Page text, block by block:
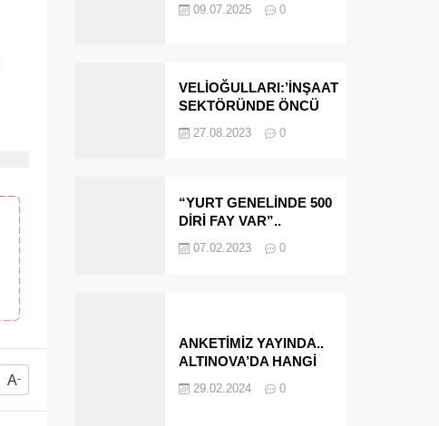
A-
MİRASÇILARI
09.07.2025 0
VELİOĞULLARI:’İNŞAAT
SEKTÖRÜNDE ÖNCÜ
EDECEĞİZ’
27.08.2023 0
“YURT GENELİNDE 500
DİRİ FAY VAR”..
ÇINARCIK..
07.02.2023 0
ANKETİMİZ YAYINDA..
ALTINOVA’DA HANGİ
BAŞKANI OLARAK
29.02.2024 0